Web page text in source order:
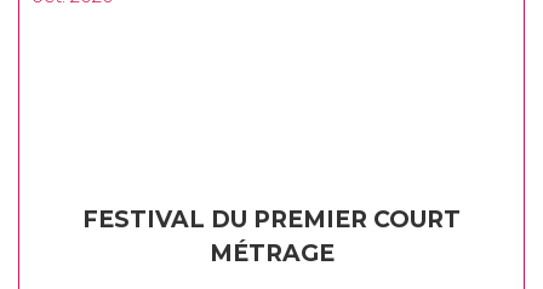
FESTIVAL DU PREMIER COURT
MÉTRAGE